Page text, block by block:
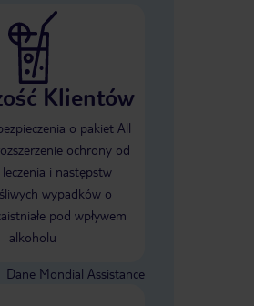
Klientów
o pakiet All
ochrony od
i następstw
wypadków o
pod wpływem
alkoholu
Dane Mondial Assistance